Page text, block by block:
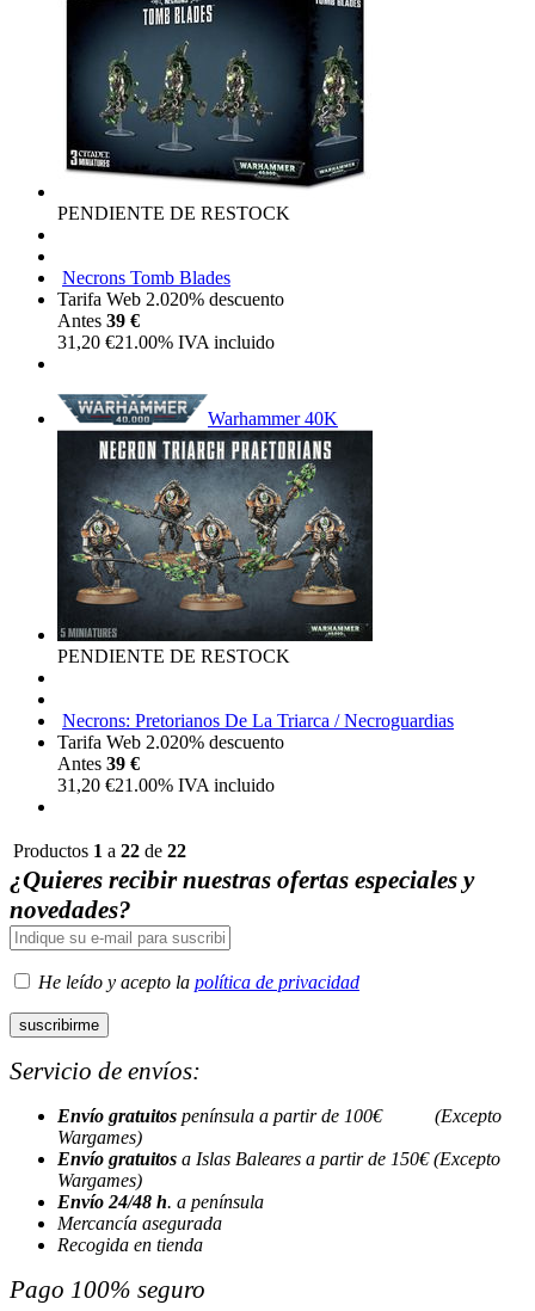
PENDIENTE DE RESTOCK
Necrons Tomb Blades
Tarifa Web 2.020% descuento
Antes 39 €
31,20 €21.00% IVA incluido
Warhammer 40K
PENDIENTE DE RESTOCK
Necrons: Pretorianos De La Triarca / Necroguardias
Tarifa Web 2.020% descuento
Antes 39 €
31,20 €21.00% IVA incluido
Productos 1 a 22 de 22
¿Quieres recibir nuestras ofertas especiales y
novedades?
He leído y acepto la política de privacidad
Servicio de envíos:
Envío gratuitos península a partir de 100€ (Excepto
Wargames)
Envío gratuitos a Islas Baleares a partir de 150€ (Excepto
Wargames)
Envío 24/48 h. a península
Mercancía asegurada
Recogida en tienda
Pago 100% seguro